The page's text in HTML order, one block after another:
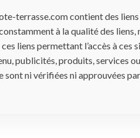
terrasse.com contient des liens
à la qualité des liens,
liens permettant l’accès à
publicités, produits, services
sont ni vérifiées ni approuvées par